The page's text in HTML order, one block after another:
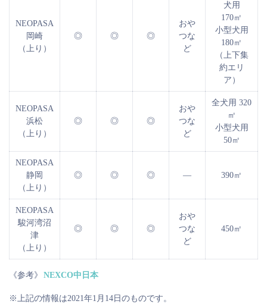
NEOPASA
岡崎
（上り）
◎ ◎ ◎
おや
つな
ど
犬用
170㎡
小型犬用
180㎡
（上下集
約エリ
ア）
NEOPASA
浜松
（上り）
◎ ◎ ◎
おや
つな
ど
全犬用 320
㎡
小型犬用
50㎡
NEOPASA
静岡
（上り）
◎ ◎ ◎ ― 390㎡
NEOPASA
駿河湾沼
津
（上り）
◎ ◎ ◎
おや
つな
ど
450㎡
《参考》 NEXCO中日本
※上記の情報は2021年1月14日のものです。